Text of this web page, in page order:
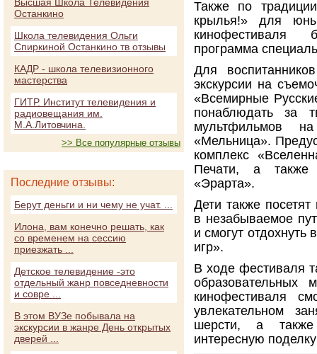
Также по
крылья!» для
кинофестиваля
программа
Для
экскурсии на
«Всемирные
понаблюдать за
мультфильмов
«Мельница».
комплекс
Печати, а также
«Эрарта».
Дети также
в незабываемое
и смогут отдохнуть
игр».
В ходе фестиваля
образовательных
кинофестиваля
увлекательном
шерсти, а также
интересную
Останкино
Школа телевидения Ольги
Спиркиной Останкино тв отзывы
КАДР - школа телевизионного
мастерства
ГИТР. Институт телевидения и
радиовещания им.
М.А.Литовчина.
>> Все популярные отзывы
Последние отзывы:
Берут деньги и ни чему не учат. ...
Илона, вам конечно решать, как
со временем на сессию
приезжать ...
Детское телевидение -это
отдельный жанр повседневности
и совре ...
В этом ВУЗе побывала на
экскурсии в жанре День открытых
дверей ...